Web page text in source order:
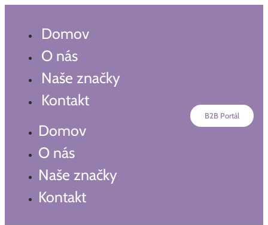
Preskočiť
Domov
O nás
Naše značky
Kontakt
Domov
O nás
Naše značky
Kontakt
B2B Portál